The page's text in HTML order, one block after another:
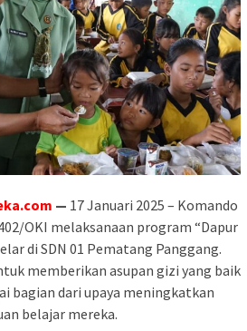
— 17 Januari 2025 – Komando
OKI melaksanaan program “Dapur
di SDN 01 Pematang Panggang.
memberikan asupan gizi yang baik
bagian dari upaya meningkatkan
belajar mereka.